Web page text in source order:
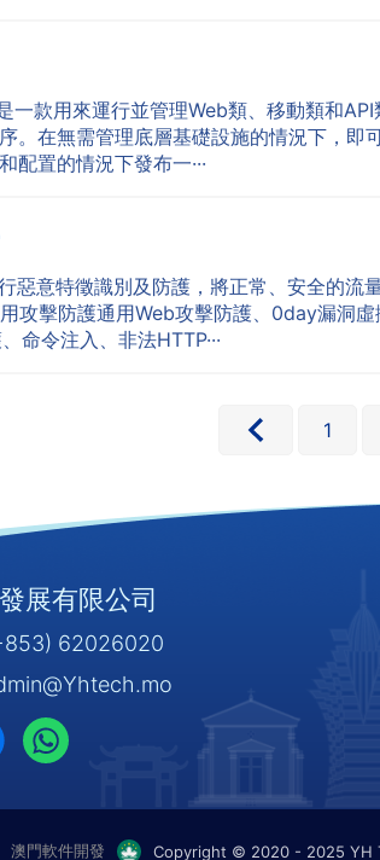
一款用來運行並管理Web類、移動類和
。在無需管理底層基礎設施的情況下，
置的情況下發布一···
惡意特徵識別及防護，將正常、安全的
攻擊防護通用Web攻擊防護、0day漏洞
命令注入、非法HTTP···
1
展有限公司
62026020
澳門軟件開發 Copyright © 2020 - 2025 YH